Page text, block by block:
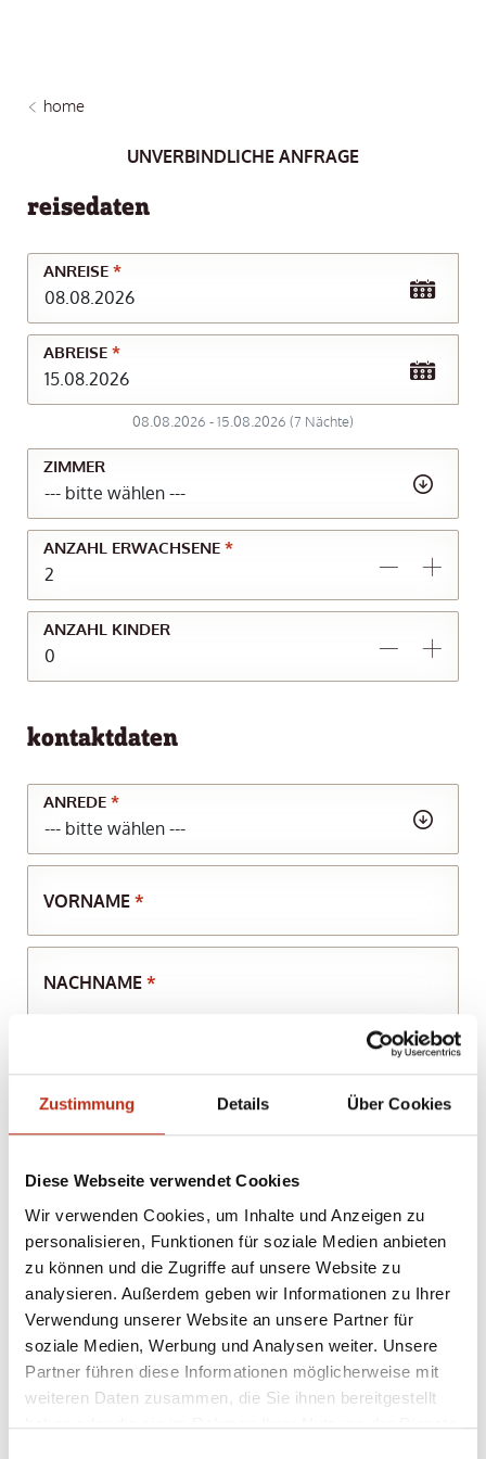
Zustimmung Details Über Cookies
Diese Webseite verwendet Cookies
Wir verwenden Cookies, um Inhalte und Anzeigen zu
personalisieren, Funktionen für soziale Medien anbieten
zu können und die Zugriffe auf unsere Website zu
analysieren. Außerdem geben wir Informationen zu Ihrer
Verwendung unserer Website an unsere Partner für
soziale Medien, Werbung und Analysen weiter. Unsere
Partner führen diese Informationen möglicherweise mit
weiteren Daten zusammen, die Sie ihnen bereitgestellt
haben oder die sie im Rahmen Ihrer Nutzung der Dienste
home
UNVERBINDLICHE ANFRAGE
reisedaten
ANREISE *
ABREISE *
08.08.2026 -15.08.2026 (7 Nächte)
ZIMMER
ANZAHL ERWACHSENE *
ANZAHL KINDER
kontaktdaten
ANREDE *
VORNAME *
NACHNAME *
LAND
E-MAIL
TELEFON